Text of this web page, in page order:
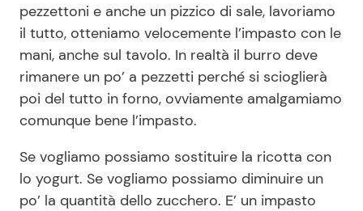
pezzettoni e anche un pizzico di sale, lavoriamo
il tutto, otteniamo velocemente l’impasto con le
mani, anche sul tavolo. In realtà il burro deve
rimanere un po’ a pezzetti perché si scioglierà
poi del tutto in forno, ovviamente amalgamiamo
comunque bene l’impasto.
Se vogliamo possiamo sostituire la ricotta con
lo yogurt. Se vogliamo possiamo diminuire un
po’ la quantità dello zucchero. E’ un impasto